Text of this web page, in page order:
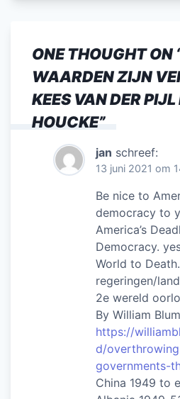
ONE THOUGHT ON
WAARDEN ZIJN
KEES VAN DER
HOUCKE”
jan schreef:
13 juni 2021 om
Be nice to
democracy to
America’s
Democracy.
World to
regeringen/
2e wereld
By William Blum
https://
d/
governments-
China 1949 to